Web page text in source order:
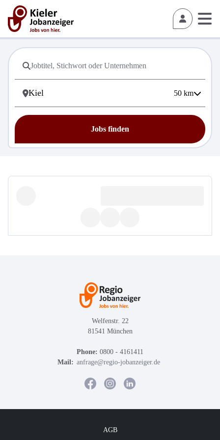
50 km
Jobs finden
Welfenstr. 22
81541 München
Phone: 0800 - 4161411
Mail: anfrage@regio-jobanzeiger.de
AGB